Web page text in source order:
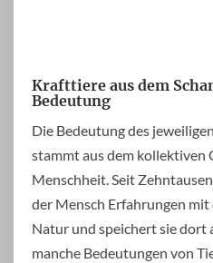
Krafttiere aus dem
Bedeutung
Die Bedeutung des
stammt aus dem kollektiven
Menschheit. Seit
der Mensch Erfahrungen
Natur und speichert sie dort
manche Bedeutungen von